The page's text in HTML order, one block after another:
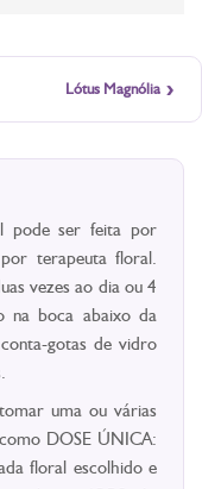
Lótus Magnólia ›
pode ser feita por
terapeuta floral.
vezes ao dia ou 4
na boca abaixo da
gotas de vidro
uma ou várias
DOSE ÚNICA:
floral escolhido e